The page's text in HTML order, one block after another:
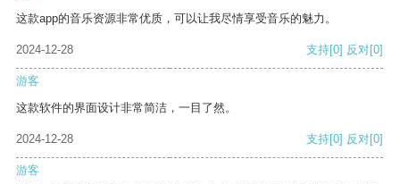
这款app的音乐资源非常优质，可以让我尽情享受音乐的魅力。
2024-12-28 支持[0] 反对[0]
游客
这款软件的界面设计非常简洁，一目了然。
2024-12-28 支持[0] 反对[0]
游客